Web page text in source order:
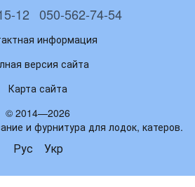
12 050-562-74-54
информация
версия сайта
Карта сайта
© 2014—2026
и фурнитура для лодок, катеров.
Рус Укр